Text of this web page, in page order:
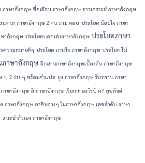
ภาษาอังกฤษ ชื่อเดือน ภาษาอังกฤษ ดาวเคราะห์ ภาษาอังกฤษ
ทนา ภาษาอังกฤษ 2 คน ถาม ตอบ ประโยค น้อยใจ ภาษา
าอังกฤษ ประโยคบอกเล่าภาษาอังกฤษ ประโยคภาษา
ความหมายดีๆ ประโยค เกรงใจ ภาษาอังกฤษ ประโยค ไม่
าษาอังกฤษ ฝึกอ่านภาษาอังกฤษเบื้องต้น ภาษาอังกฤษ
ป 2 ง่ายๆ พร้อมคำแปล ยุง ภาษาอังกฤษ รับทราบ ภาษา
ภาษาอังกฤษ สี ภาษาอังกฤษ เรียกว่าอะไรบ้าง? สุขสันต์
ภาษาอังกฤษ อาชีพต่างๆ ในภาษาอังกฤษ เลขลำดับ ภาษา
แนะนําตัวเอง ภาษาอังกฤษ